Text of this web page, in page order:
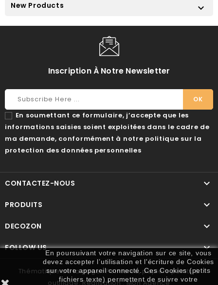
New Products 
Inscription À Notre Newsletter
En soumettant ce formulaire, j’accepte que les
informations saisies soient exploitées dans le cadre de
ma demande, conformément à notre politique sur la
protection des données personnelles
CONTACTEZ-NOUS 
PRODUITS 
DECOZON 
FOLLOW US 
En poursuivant votre navigation sur ce site, vous
devez accepter l’utilisation et l'écriture de Cookies
sur votre appareil connecté. Ces Cookies (petits
fichiers texte) permettent de suivre votre
Thématique de la page : Peintures, papiers peints &
outillage. Réalisation :Mon Agence